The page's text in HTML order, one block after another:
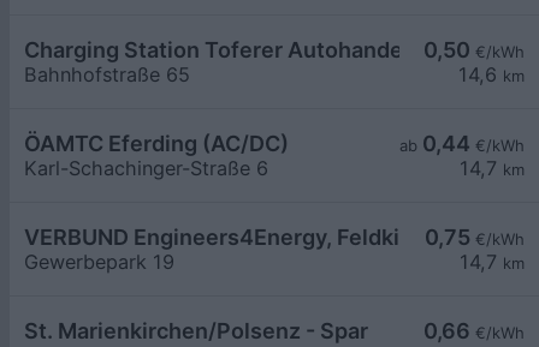
0,50 €/kWh
14,6 km
Charging Station Toferer Autohandel und Service
Bahnhofstraße 65
ab 0,44 €/kWh
14,7 km
ÖAMTC Eferding (AC/DC)
Karl-Schachinger-Straße 6
0,75 €/kWh
14,7 km
VERBUND Engineers4Energy, Feldkirchen an der
Gewerbepark 19
0,66 €/kWh
St. Marienkirchen/Polsenz - Spar